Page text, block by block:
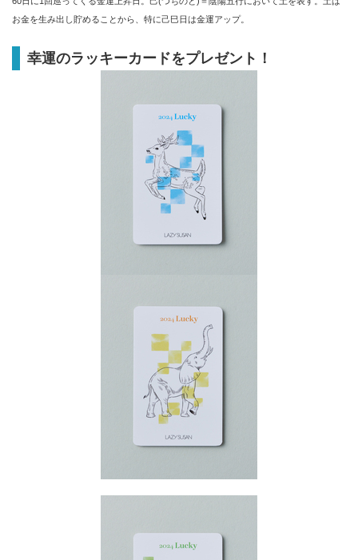
お金を生み出し貯めることから、特に己巳日は金運アップ。
幸運のラッキーカードをプレゼント！